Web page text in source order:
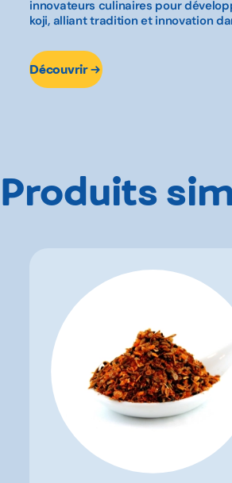
innovateurs culinaires pour
koji, alliant tradition et innovation
Découvrir
Produits